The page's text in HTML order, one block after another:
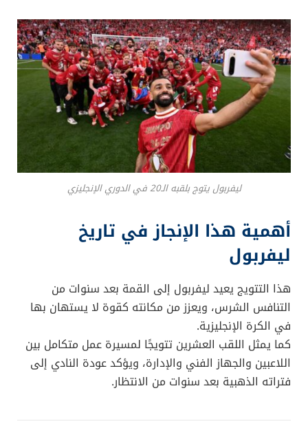
ليفربول يتوج بلقبه الـ20 في الدوري الإنجليزي
أهمية هذا الإنجاز في تاريخ
ليفربول
هذا التتويج يعيد ليفربول إلى القمة بعد سنوات من
التنافس الشرس، ويعزز من مكانته كقوة لا يستهان بها
في الكرة الإنجليزية.
كما يمثل اللقب العشرين تتويجًا لمسيرة عمل متكامل بين
اللاعبين والجهاز الفني والإدارة، ويؤكد عودة النادي إلى
فتراته الذهبية بعد سنوات من الانتظار.